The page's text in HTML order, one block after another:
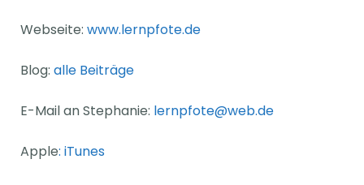
Webseite: www.lernpfote.de
Blog: alle Beiträge
E-Mail an Stephanie: lernpfote@web.de
Apple: iTunes